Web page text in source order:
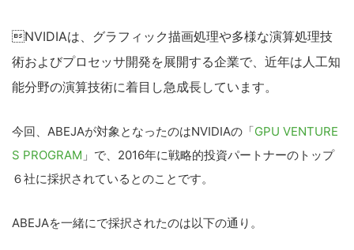
NVIDIAは、グラフィック描画処理や多様な演算処理技
術およびプロセッサ開発を展開する企業で、近年は人工知
能分野の演算技術に着目し急成長しています。
今回、ABEJAが対象となったのはNVIDIAの「GPU VENTURE
S PROGRAM 」で、2016年に戦略的投資パートナーのトップ
６社に採択されているとのことです。
ABEJAを一緒にで採択されたのは以下の通り。